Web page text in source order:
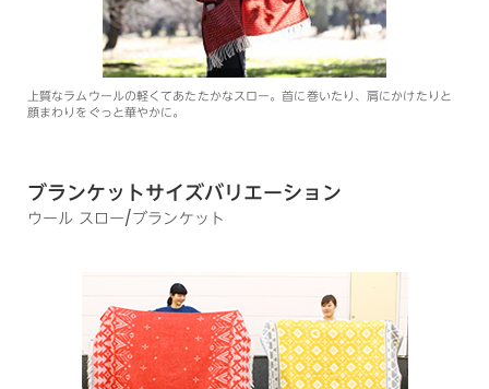
上質なラムウールの軽くてあたたかなスロー。首に巻いたり、肩にかけたりと
顔まわりをぐっと華やかに。
ブランケットサイズバリエーション
ウール スロー/ブランケット